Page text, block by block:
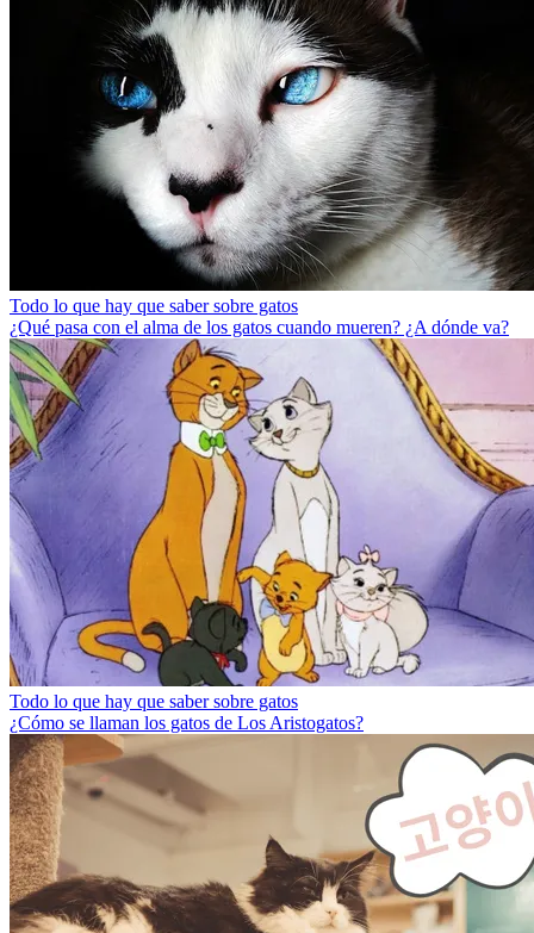
Todo lo que hay que saber sobre gatos
¿Qué pasa con el alma de los gatos cuando mueren? ¿A dónde va?
Todo lo que hay que saber sobre gatos
¿Cómo se llaman los gatos de Los Aristogatos?